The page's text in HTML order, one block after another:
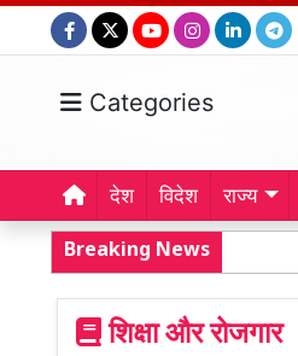
Categories
देश विदेश राज्य
Breaking News
शिक्षा और रोजगार